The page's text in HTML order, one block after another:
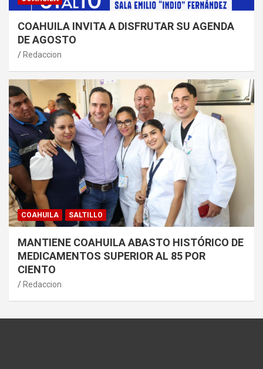
COAHUILA INVITA A DISFRUTAR SU AGENDA
DE AGOSTO
Redaccion
COAHUILA SALTILLO
MANTIENE COAHUILA ABASTO HISTÓRICO DE
MEDICAMENTOS SUPERIOR AL 85 POR
CIENTO
Redaccion